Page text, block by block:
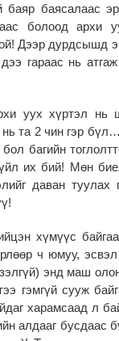
баясалаас
болоод архи
Дээр дурдсышд
гараас нь
уух хүртэл нь
та 2 чин гэр
багийн
их бий! Мөн
даван туулах
хүмүүс
ч юмуу,
энд маш
гэмгүй сууж
харамсаад л
алдааг бусдаас